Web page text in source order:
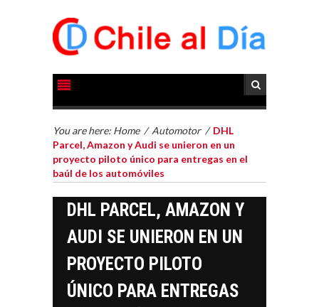
You are here: Home /Automotor / DHL
Parcel, Amazon y Audi se unieron en un
proyecto piloto único para entregas en el
baúl de los automóviles
DHL PARCEL, AMAZON Y
AUDI SE UNIERON EN UN
PROYECTO PILOTO
ÚNICO PARA ENTREGAS